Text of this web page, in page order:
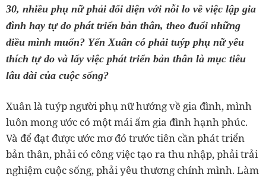
30, nhiều phụ nữ phải đối diện với nỗi lo về việc lập gia
đình hay tự do phát triển bản thân, theo đuổi những
điều mình muốn? Yến Xuân có phải tuýp phụ nữ yêu
thích tự do và lấy việc phát triển bản thân là mục tiêu
lâu dài của cuộc sống?
Xuân là tuýp người phụ nữ hướng về gia đình, mình
luôn mong ước có một mái ấm gia đình hạnh phúc.
Và để đạt được ước mơ đó trước tiên cần phát triển
bản thân, phải có công việc tạo ra thu nhập, phải trải
nghiệm cuộc sống, phải yêu thương chính mình. Làm